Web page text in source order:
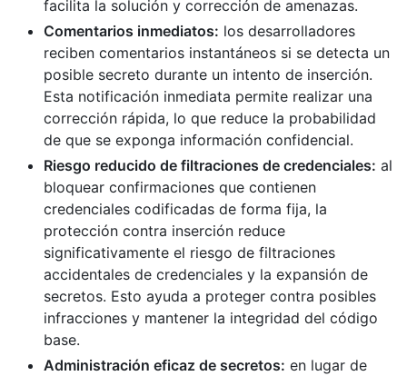
facilita la solución y corrección de amenazas.
Comentarios inmediatos: los desarrolladores
reciben comentarios instantáneos si se detecta un
posible secreto durante un intento de inserción.
Esta notificación inmediata permite realizar una
corrección rápida, lo que reduce la probabilidad
de que se exponga información confidencial.
Riesgo reducido de filtraciones de credenciales: al
bloquear confirmaciones que contienen
credenciales codificadas de forma fija, la
protección contra inserción reduce
significativamente el riesgo de filtraciones
accidentales de credenciales y la expansión de
secretos. Esto ayuda a proteger contra posibles
infracciones y mantener la integridad del código
base.
Administración eficaz de secretos: en lugar de